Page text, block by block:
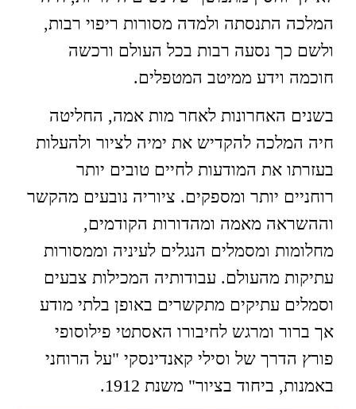
המלכה התנסתה ולמדה מסורות ריפוי רבות,
ולשם כך נסעה רבות בכל העולם ורכשה
חוכמה וידע ממיטב המטפלים.
בשנים האחרונות לאחר מות אמה, החליטה
חיה המלכה להקדיש את ימיה לציור ולהעלות
בעזרתו את המודעות לחיים טובים יותר
רוחניים יותר ומספקים. ציוריה נובעים מהקשר
וההשראה מאמה ומהדורות הקודמים,
מחלומות ומסמלים הנגלים לעיניה וממסורות
עתיקות מהעולם. עבודותיה המכילות צבעים
וסמלים עתיקים מתקשרים באופן בלתי מודע
אך ברור ומרגש לחיבורו האסתטי פילוסופי
פורץ הדרך של וסילי קאנדינסקי "על הרוחני
באמנות, ביחוד בציור" משנת 1912.